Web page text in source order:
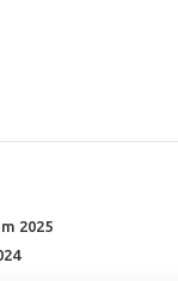
2025